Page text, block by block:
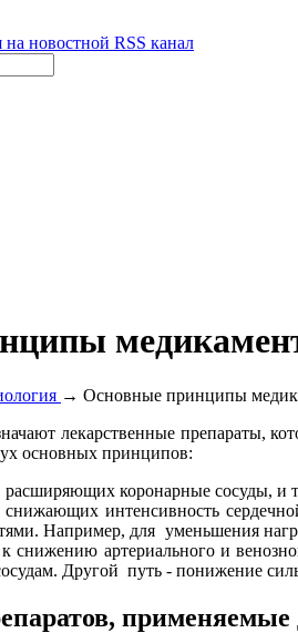
→ Основные принципы
лекарственные препараты,
основных принципов:
расширяющих коронарные сосуды,
снижающих интенсивность
Например, для уменьшения
снижению артериального и
Другой путь - понижение